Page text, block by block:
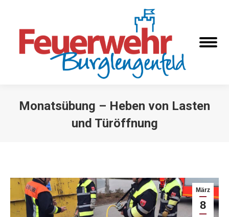
Monatsübung – Heben von Lasten
und Türöffnung
März
8